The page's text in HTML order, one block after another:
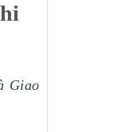
Giao